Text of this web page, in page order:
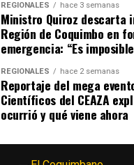
REGIONALES hace 3 semanas
Ministro Quiroz descarta
Región de Coquimbo en
emergencia: “Es
REGIONALES hace 2 semanas
Reportaje del mega
Científicos del CEAZA
ocurrió y qué viene ahora